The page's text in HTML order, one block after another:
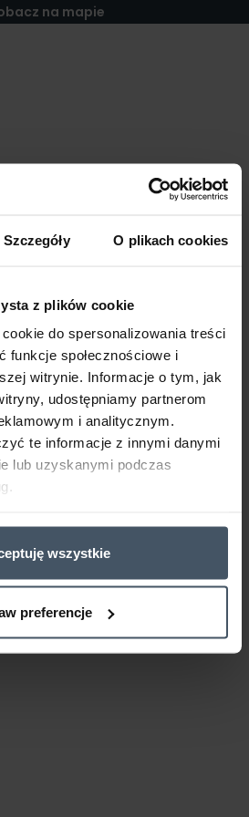
Szczegóły O plikach cookies
z plików cookie
do spersonalizowania treści
funkcje społecznościowe i
witrynie. Informacje o tym, jak
udostępniamy partnerom
i analitycznym.
te informacje z innymi danymi
lub uzyskanymi podczas
wszystkie
preferencje
na mapie